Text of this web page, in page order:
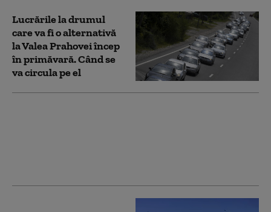
Lucrările la drumul
care va fi o alternativă
la Valea Prahovei încep
în primăvară. Când se
va circula pe el